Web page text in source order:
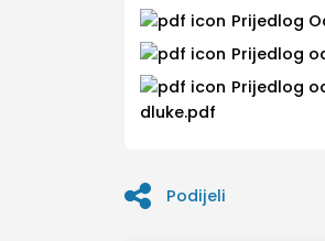
Prijedlog
Prijedlog
Prijedlog
dluke.pdf
Podijeli